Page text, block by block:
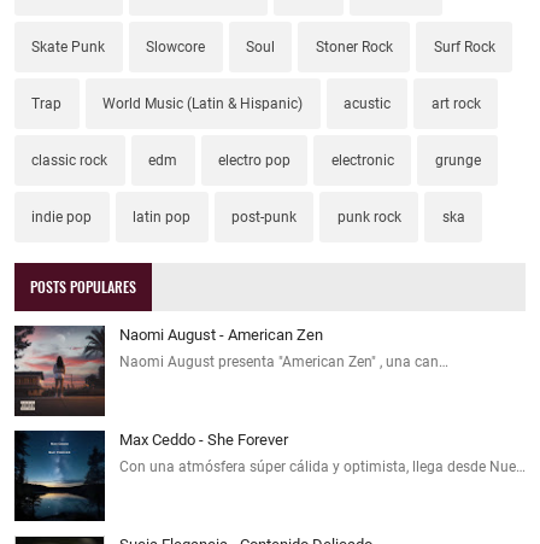
Skate Punk Slowcore Soul Stoner Rock Surf Rock
Trap World Music (Latin & Hispanic) acustic art rock
classic rock edm electro pop electronic grunge
indie pop latin pop post-punk punk rock ska
POSTS POPULARES
Naomi August - American Zen
Naomi August presenta "American Zen" , una can…
Max Ceddo - She Forever
Con una atmósfera súper cálida y optimista, llega desde Nue…